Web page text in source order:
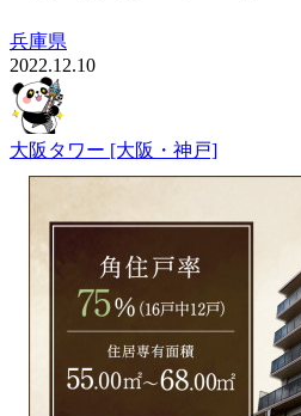
兵庫県
2022.12.10
大阪タワー [大阪・神戸]